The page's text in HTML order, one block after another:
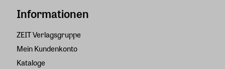
Informationen
ZEIT Verlagsgruppe
Mein Kundenkonto
Kataloge